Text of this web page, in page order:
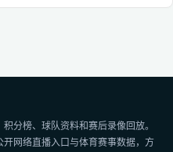
分榜、球队资料和赛后录像回放。
网络直播入口与体育赛事数据，方